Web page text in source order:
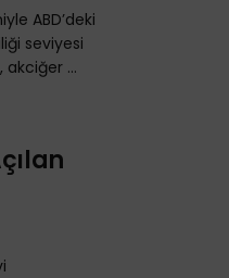
ABD’deki
seviyesi
akciğer ...